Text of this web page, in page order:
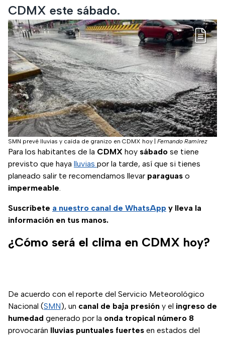
CDMX este sábado.
SMN prevé lluvias y caída de granizo en CDMX hoy Fernando Ramírez
Para los habitantes de la CDMX hoy sábado se tiene
previsto que haya lluvias por la tarde, así que si tienes
planeado salir te recomendamos llevar paraguas o
impermeable.
Suscríbete a nuestro canal de WhatsApp y lleva la
información en tus manos.
¿Cómo será el clima en CDMX hoy?
De acuerdo con el reporte del Servicio Meteorológico
Nacional (SMN), un canal de baja presión y el ingreso de
humedad generado por la onda tropical número 8
provocarán lluvias puntuales fuertes en estados del